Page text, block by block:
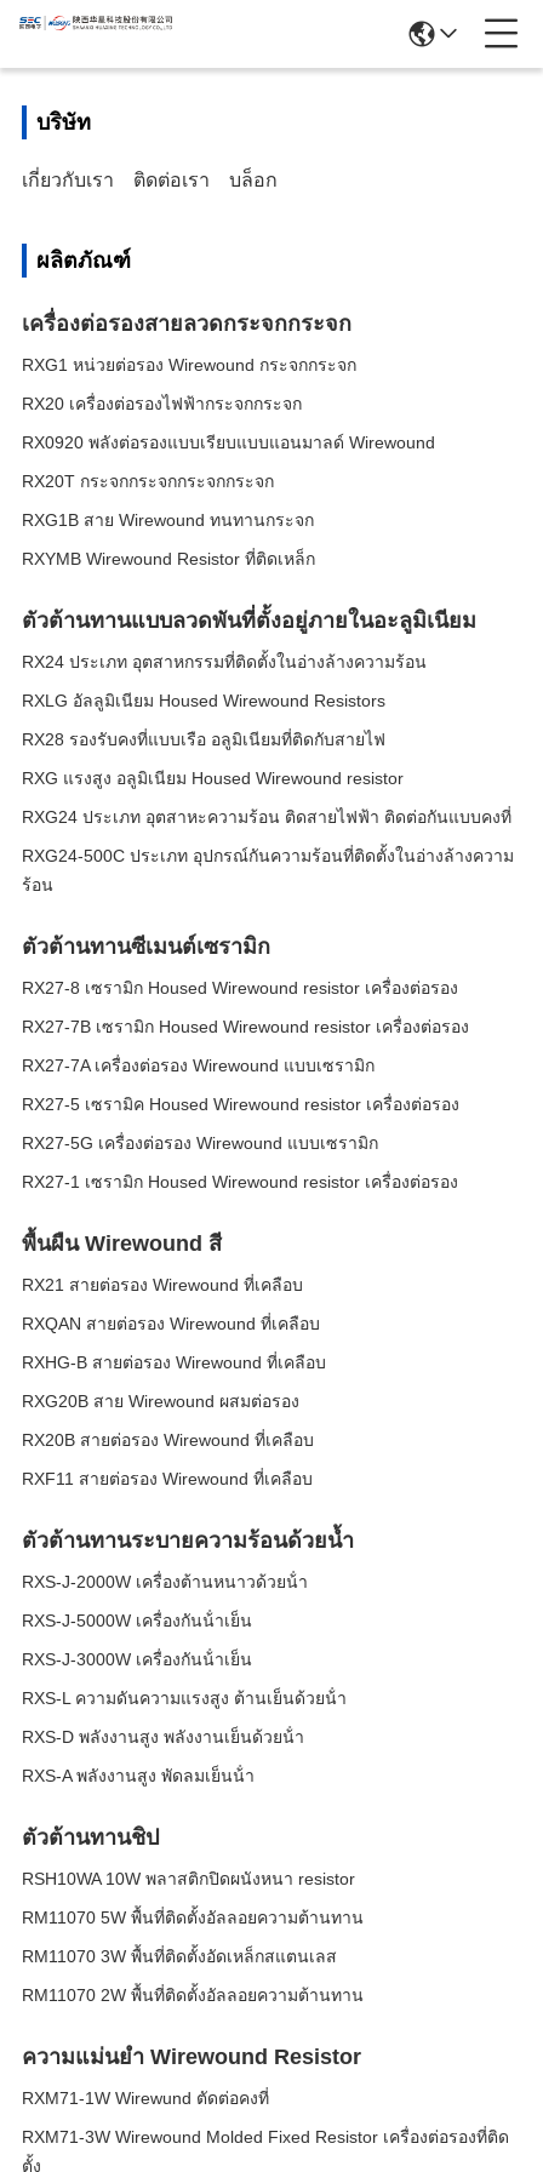
บริษัท
เกี่ยวกับเรา ติดต่อเรา บล็อก
ผลิตภัณฑ์
เครื่องต่อรองสายลวดกระจกกระจก
RXG1 หน่วยต่อรอง Wirewound กระจกกระจก
RX20 เครื่องต่อรองไฟฟ้ากระจกกระจก
RX0920 พลังต่อรองแบบเรียบแบบแอนมาลด์ Wirewound
RX20T กระจกกระจกกระจกกระจก
RXG1B สาย Wirewound ทนทานกระจก
RXYMB Wirewound Resistor ที่ติดเหล็ก
ตัวต้านทานแบบลวดพันที่ตั้งอยู่ภายในอะลูมิเนียม
RX24 ประเภท อุตสาหกรรมที่ติดตั้งในอ่างล้างความร้อน
RXLG อัลลูมิเนียม Housed Wirewound Resistors
RX28 รองรับคงที่แบบเรือ อลูมิเนียมที่ติดกับสายไฟ
RXG แรงสูง อลูมิเนียม Housed Wirewound resistor
RXG24 ประเภท อุตสาหะความร้อน ติดสายไฟฟ้า ติดต่อกันแบบคงที่
RXG24-500C ประเภท อุปกรณ์กันความร้อนที่ติดตั้งในอ่างล้างความ
ร้อน
ตัวต้านทานซีเมนต์เซรามิก
RX27-8 เซรามิก Housed Wirewound resistor เครื่องต่อรอง
RX27-7B เซรามิก Housed Wirewound resistor เครื่องต่อรอง
RX27-7A เครื่องต่อรอง Wirewound แบบเซรามิก
RX27-5 เซรามิค Housed Wirewound resistor เครื่องต่อรอง
RX27-5G เครื่องต่อรอง Wirewound แบบเซรามิก
RX27-1 เซรามิก Housed Wirewound resistor เครื่องต่อรอง
พื้นผืน Wirewound สี
RX21 สายต่อรอง Wirewound ที่เคลือบ
RXQAN สายต่อรอง Wirewound ที่เคลือบ
RXHG-B สายต่อรอง Wirewound ที่เคลือบ
RXG20B สาย Wirewound ผสมต่อรอง
RX20B สายต่อรอง Wirewound ที่เคลือบ
RXF11 สายต่อรอง Wirewound ที่เคลือบ
ตัวต้านทานระบายความร้อนด้วยน้ำ
RXS-J-2000W เครื่องต้านหนาวด้วยน้ํา
RXS-J-5000W เครื่องกันน้ําเย็น
RXS-J-3000W เครื่องกันน้ําเย็น
RXS-L ความดันความแรงสูง ต้านเย็นด้วยน้ํา
RXS-D พลังงานสูง พลังงานเย็นด้วยน้ํา
RXS-A พลังงานสูง พัดลมเย็นน้ํา
ตัวต้านทานชิป
RSH10WA 10W พลาสติกปิดผนังหนา resistor
RM11070 5W พื้นที่ติดตั้งอัลลอยความต้านทาน
RM11070 3W พื้นที่ติดตั้งอัดเหล็กสแตนเลส
RM11070 2W พื้นที่ติดตั้งอัลลอยความต้านทาน
ความแม่นยํา Wirewound Resistor
RXM71-1W Wirewund ตัดต่อคงที่
RXM71-3W Wirewound Molded Fixed Resistor เครื่องต่อรองที่ติด
ตั้ง